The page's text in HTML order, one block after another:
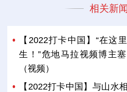
相关新闻
【2022打卡中国】“在这
生！”危地马拉视频博主
（视频）
【2022打卡中国】与山水